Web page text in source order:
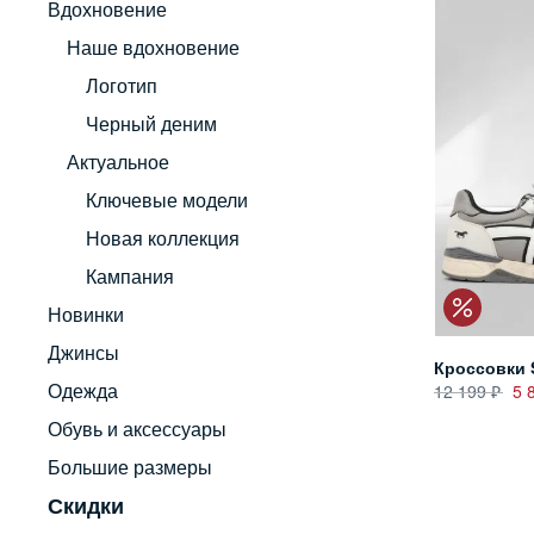
Вдохновение
Наше вдохновение
Логотип
Черный деним
Актуальное
Ключевые модели
Новая коллекция
Кампания
Новинки
Джинсы
Одежда
Обувь и аксессуары
Большие размеры
Скидки
Кроссовки
12 199
5